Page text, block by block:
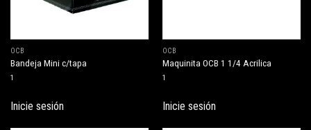
OCB
Bandeja Mini c/tapa
1
Inicie sesión
OCB
Maquinita OCB 1 1/4 Acrilica
1
Inicie sesión